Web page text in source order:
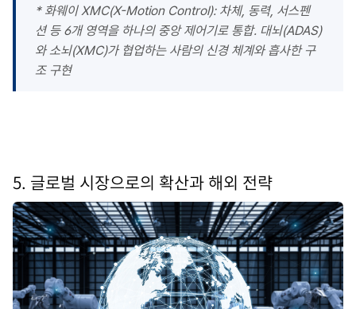
* 화웨이 XMC(X-Motion Control): 차체, 동력, 서스펜
션 등 6개 영역을 하나의 중앙 제어기로 통합. 대뇌(ADAS)
와 소뇌(XMC)가 협업하는 사람의 신경 체계와 흡사한 구
조 구현
5. 글로벌 시장으로의 확산과 해외 전략